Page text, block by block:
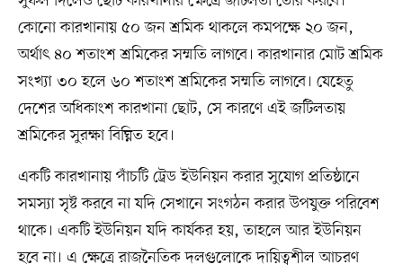
কোনো কারখানায় ৫০ জন শ্রমিক থাকলে কমপক্ষে ২০ জন,
অর্থাৎ ৪০ শতাংশ শ্রমিকের সম্মতি লাগবে। কারখানার মোট শ্রমিক
সংখ্যা ৩০ হলে ৬০ শতাংশ শ্রমিকের সম্মতি লাগবে। যেহেতু
দেশের অধিকাংশ কারখানা ছোট, সে কারণে এই জটিলতায়
শ্রমিকের সুরক্ষা বিঘ্নিত হবে।
একটি কারখানায় পাঁচটি ট্রেড ইউনিয়ন করার সুযোগ প্রতিষ্ঠানে
সমস্যা সৃষ্ট করবে না যদি সেখানে সংগঠন করার উপযুক্ত পরিবেশ
থাকে। একটি ইউনিয়ন যদি কার্যকর হয়, তাহলে আর ইউনিয়ন
হবে না। এ ক্ষেত্রে রাজনৈতিক দলগুলোকে দায়িত্বশীল আচরণ